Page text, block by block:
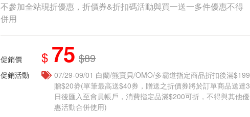
不參加全站現折優惠，折價券&折扣碼活動與買一送一多件優惠不得
併用
促銷價 $ 75 $89
促銷活動
07/29-09/01 白蘭/熊寶貝/OMO/多霸道指定商品折扣後滿$199
贈$20劵(單筆最高送$40券，贈送之折價券將於訂單商品送達3
日後匯入至會員帳戶，消費指定品滿$200可折，不得與其他優
惠活動合併使用)